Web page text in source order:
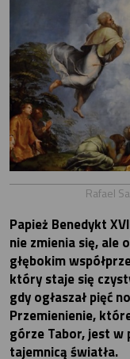
Rafael
Papież Benedykt
nie zmienia się, ale
głębokim
który staje się
gdy ogłaszał pięć
Przemienienie,
górze Tabor, jest w
tajemnicą światła.